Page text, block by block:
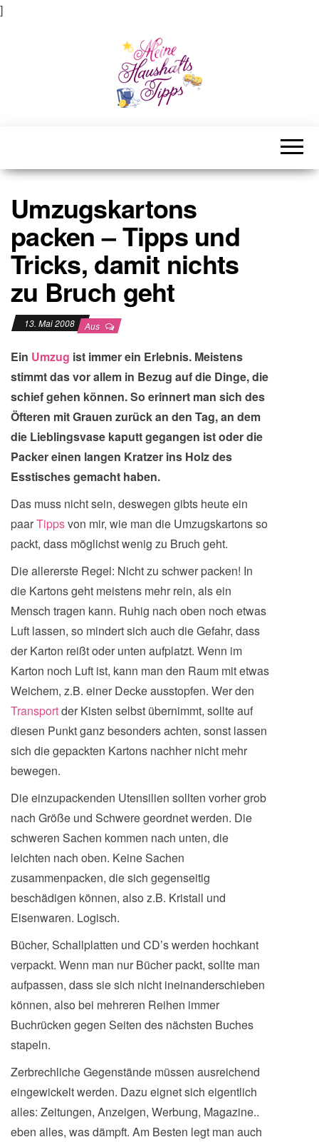
]
Umzugskartons
packen – Tipps und
Tricks, damit nichts
zu Bruch geht
13. Mai 2008 Aus
Ein Umzug ist immer ein Erlebnis. Meistens
stimmt das vor allem in Bezug auf die Dinge, die
schief gehen können. So erinnert man sich des
Öfteren mit Grauen zurück an den Tag, an dem
die Lieblingsvase kaputt gegangen ist oder die
Packer einen langen Kratzer ins Holz des
Esstisches gemacht haben.
Das muss nicht sein, deswegen gibts heute ein
paarTippsvon mir, wie man die Umzugskartons so
packt, dass möglichst wenig zu Bruch geht.
Die allererste Regel: Nicht zu schwer packen! In
die Kartons geht meistens mehr rein, als ein
Mensch tragen kann. Ruhig nach oben noch etwas
Luft lassen, so mindert sich auch die Gefahr, dass
der Karton reißt oder unten aufplatzt. Wenn im
Karton noch Luft ist, kann man den Raum mit etwas
Weichem, z.B. einer Decke ausstopfen. Wer den
Transportder Kisten selbst übernimmt, sollte auf
diesen Punkt ganz besonders achten, sonst lassen
sich die gepackten Kartons nachher nicht mehr
bewegen.
Die einzupackenden Utensilien sollten vorher grob
nach Größe und Schwere geordnet werden. Die
schweren Sachen kommen nach unten, die
leichten nach oben. Keine Sachen
zusammenpacken, die sich gegenseitig
beschädigen können, also z.B. Kristall und
Eisenwaren. Logisch.
Bücher, Schallplatten und CD’s werden hochkant
verpackt. Wenn man nur Bücher packt, sollte man
aufpassen, dass sie sich nicht ineinanderschieben
können, also bei mehreren Reihen immer
Buchrücken gegen Seiten des nächsten Buches
stapeln.
Zerbrechliche Gegenstände müssen ausreichend
eingewickelt werden. Dazu eignet sich eigentlich
alles: Zeitungen, Anzeigen, Werbung, Magazine..
eben alles, was dämpft. Am Besten legt man auch